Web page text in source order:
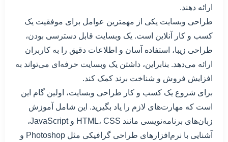
ارائه دهند.
طراحی وبسایت یکی از مهمترین عوامل برای موفقیت یک
کسب و کار آنلاین است. یک وبسایت قابل دسترسی بودن،
طراحی زیبا، استفاده آسان و اطلاعات دقیق را به کاربران
ارائه می‌دهد. بنابراین، داشتن یک وبسایت حرفه‌ای می‌تواند به
افزایش فروش و شناخت برند کمک کند.
برای شروع یک کسب و کار طراحی وبسایت، اولین گام این
است که مهارت‌های لازم را یاد بگیرید. این شامل آموزش
زبان‌های برنامه‌نویسی مانند HTML، CSS و JavaScript،
آشنایی با نرم‌افزارهای طراحی گرافیکی مثل Photoshop و